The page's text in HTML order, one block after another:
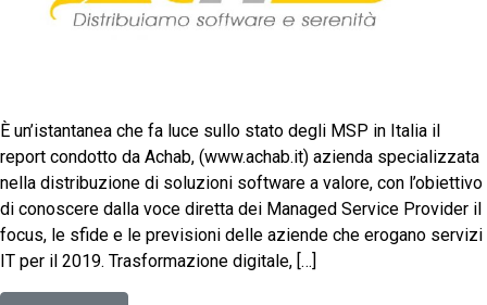
È un’istantanea che fa luce sullo stato degli MSP in Italia il
report condotto da Achab, (www.achab.it) azienda specializzata
nella distribuzione di soluzioni software a valore, con l’obiettivo
di conoscere dalla voce diretta dei Managed Service Provider il
focus, le sfide e le previsioni delle aziende che erogano servizi
IT per il 2019. Trasformazione digitale, […]